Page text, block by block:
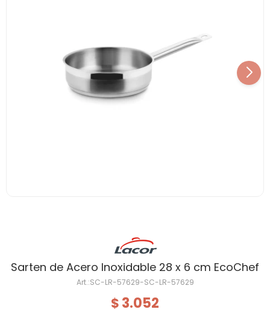
Sarten de Acero Inoxidable 28 x 6 cm EcoChef
SC-LR-57629-SC-LR-57629
$ 3.052